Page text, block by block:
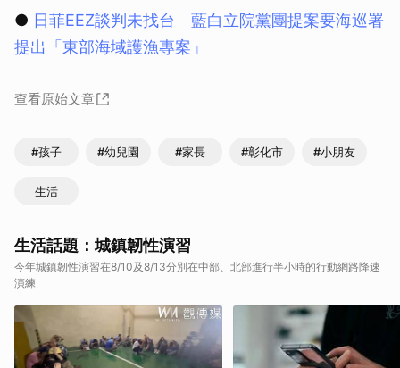
● 日菲EEZ談判未找台 藍白立院黨團提案要海巡署
提出「東部海域護漁專案」
查看原始文章
#孩子 #幼兒園 #家長 #彰化市 #小朋友
生活
生活話題：城鎮韌性演習
今年城鎮韌性演習在8/10及8/13分別在中部、北部進行半小時的行動網路降速
演練